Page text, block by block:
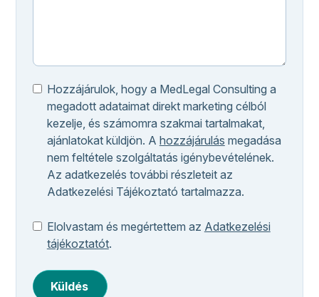
Hozzájárulok, hogy a MedLegal Consulting a
megadott adataimat direkt marketing célból
kezelje, és számomra szakmai tartalmakat,
ajánlatokat küldjön. A hozzájárulás megadása
nem feltétele szolgáltatás igénybevételének.
Az adatkezelés további részleteit az
Adatkezelési Tájékoztató tartalmazza.
Elolvastam és megértettem az Adatkezelési
tájékoztatót.
Küldés